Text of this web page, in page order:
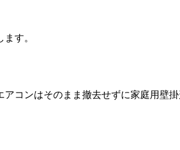
す。
コンはそのまま撤去せずに家庭用壁